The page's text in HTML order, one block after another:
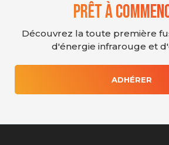
Prêt à
Découvrez la toute première
d'énergie infrarouge et
ADHÉRER